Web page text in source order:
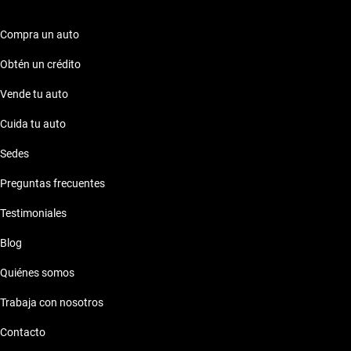
soporte postventa que solo Kavak puede ofrecerte.
Compra un auto
Obtén un crédito
Vende tu auto
Cuida tu auto
Sedes
Preguntas frecuentes
Testimoniales
Blog
Quiénes somos
Trabaja con nosotros
Contacto